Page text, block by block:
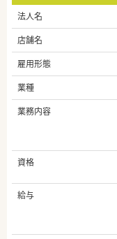
法人名
店舗名
雇用形態
業種
業務内容
資格
給与